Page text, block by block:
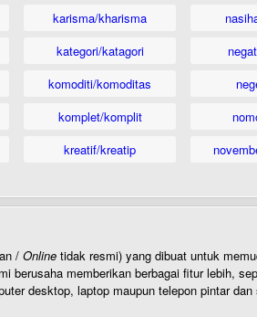
karisma/kharisma
kategori/katagori
komoditi/komoditas
komplet/komplit
kreatif/kreatip
/ Online tidak resmi) yang dibuat untuk
berusaha memberikan berbagai fitur lebih,
desktop, laptop maupun telepon pintar